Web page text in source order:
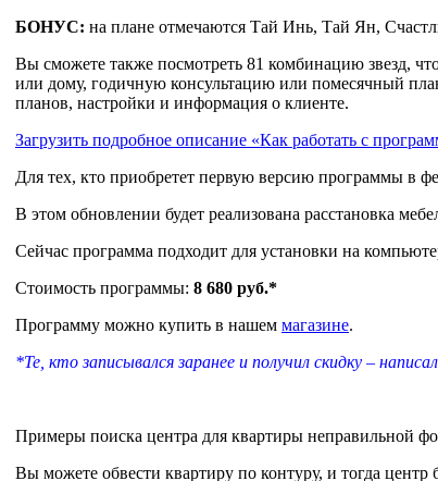
БОНУС: на плане отмечаются Тай Инь, Тай Ян,
Вы сможете также посмотреть 81 комбинацию звезд,
или дому, годичную консультацию или помесячный
планов, настройки и информация о клиенте.
Загрузить подробное описание «Как работать с
Для тех, кто приобретет первую версию программы
В этом обновлении будет реализована расстановка
Сейчас программа подходит для установки на
Стоимость программы: 8 680 руб.*
Программу можно купить в нашем магазине.
*Те, кто записывался заранее и получил скидку –
Примеры поиска центра для квартиры неправильной
Вы можете обвести квартиру по контуру, и тогда центр